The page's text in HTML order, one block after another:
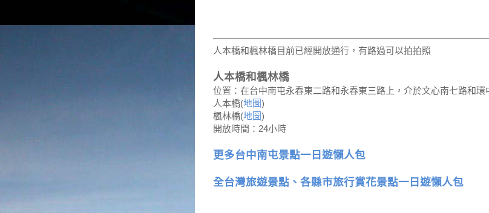
人本橋和楓林橋目前已經開放通行，有路過可以拍拍照
人本橋和楓林橋
位置：在台中南屯永春東二路和永春東三路上，介於文心南七路和環
人本橋(地圖)
楓林橋(地圖)
開放時間：24小時
更多台中南屯景點一日遊懶人包
全台灣旅遊景點、各縣市旅行賞花景點一日遊懶人包